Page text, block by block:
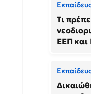
Τι
ΕΕΠ και